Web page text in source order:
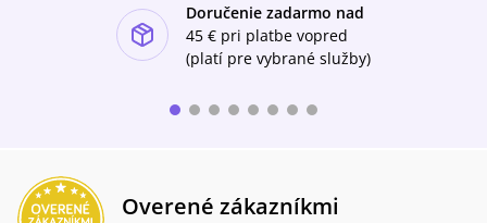
Doručenie zadarmo nad
45 € pri platbe vopred
(platí pre vybrané služby)
Overené zákazníkmi